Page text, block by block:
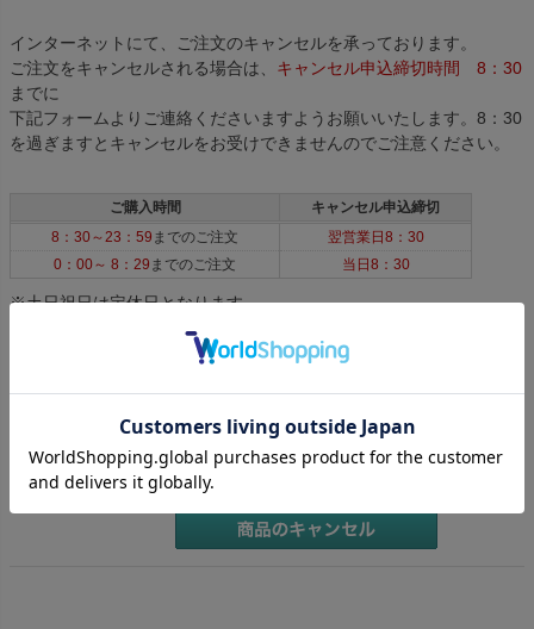
インターネットにて、ご注文のキャンセルを承っております。
ご注文をキャンセルされる場合は、 キャンセル申込締切時間 8：30
までに
下記フォームよりご連絡くださいますようお願いいたします。8：30
を過ぎますとキャンセルをお受けできませんのでご注意ください。
ご購入時間
キャンセル申込締切
8：30～23：59 までのご注文
翌営業日8：30
0：00～ 8：29 までのご注文 当日8：30
※土日祝日は定休日となります。
ご注文商品キャンセ
ル
は、
下記フォームから必要事項をご記入後、お申込みくださ
い。